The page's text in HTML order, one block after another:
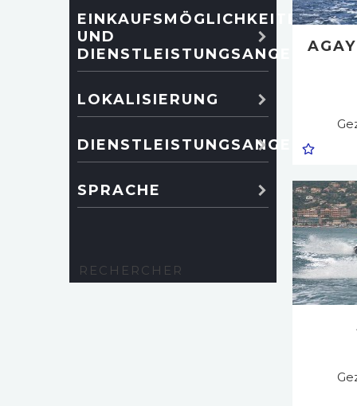
EINKAUFSMÖGLICHKEITEN
UND
DIENSTLEISTUNGSANGEBOT
LOKALISIERUNG
DIENSTLEISTUNGSANGEBOT
SPRACHE